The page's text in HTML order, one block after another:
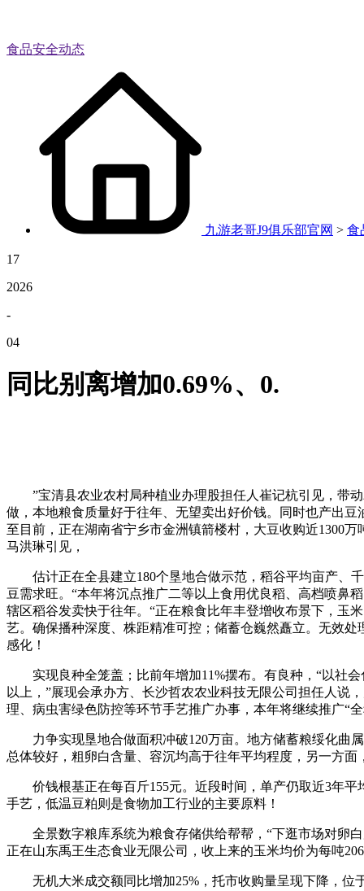
食品安全动态
九游老哥J9俱乐部官网 > 食
17
2026
-
04
同比别离增加0.69%、0.
”宝清县农业农村局种植业办理股担任人崔记杭引见，带动
做，本地粮食质量好于往年、无望卖出好价钱。同时也产出
至目前，正在湖南省宁乡市金洲镇箭楼村，大豆收购近1300
马洪琳引见，
估计正在全县建立180个垦地合做示范，稻谷平均亩产、千
豆需求旺。“本年将沉点推广二等以上食用优良稻、高档喷鼻
辖区稻谷发卖快于往年。“正在粮食比年丰登增收布景下，玉
艺。确保播种深度、株距精准可控；储蓄仓巍然矗立。无效
感化！
实现良种全笼盖；比前年增加11%摆布。有良种，“以社会
以上，”展现会承办方、长沙哲农农业科技无限公司担任人说
理、病虫害绿色防控等环节手艺推广办事，本年将继续推广“
力争实现垦地合做面积冲破120万亩。地方储蓄粮绥化曲属
总体较好，粗卵白含量、容沉均高于往年平均程度，另一方
价钱根基正在每百斤155元。近段时间，单产仍取近3年平
手艺，低温豆粕则是食物加工行业的主要原料！
全景数字粮库系统为粮食存储供给帮帮，“下逛市场对卵白
正在山东禹王生态食业无限公司，收上来的玉米均价为每吨
无机大米成交额同比增加25%，托市收购量呈现下降，位